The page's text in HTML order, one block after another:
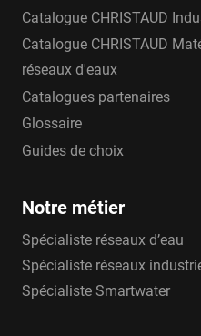
Catalogue CHRISTAUD
Catalogue CHRISTAUD
réseaux d'eaux
Catalogues partenaires
Glossaire
Guides de choix
Notre métier
Spécialiste réseaux d’eau
Spécialiste réseaux
Spécialiste Smartwater